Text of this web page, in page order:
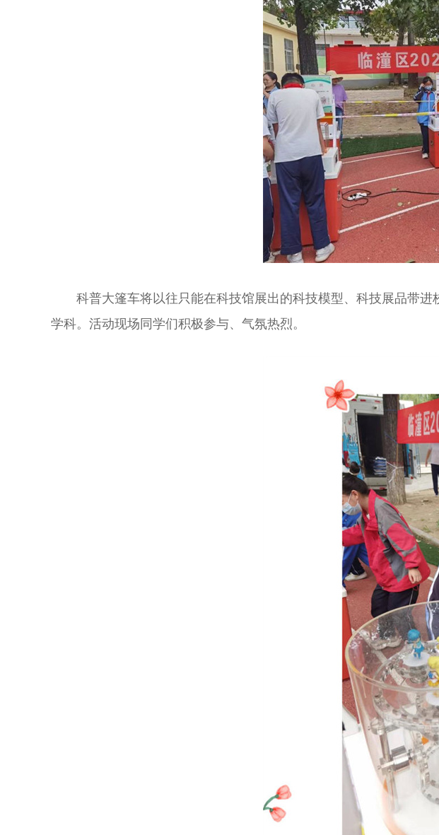
科普大篷车将以往只能在科技馆展出的科技模型、科技展品带进
学科。活动现场同学们积极参与、气氛热烈。